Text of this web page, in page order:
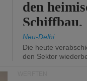
den
Schiffbau.
Neu-Delhi
Die heute
den Sektor